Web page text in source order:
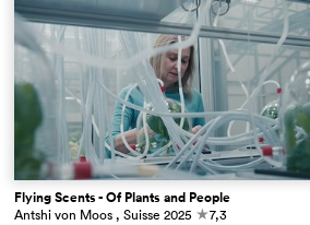
Flying Scents - Of Plants and People
Antshi von Moos , Suisse 2025 c7,3